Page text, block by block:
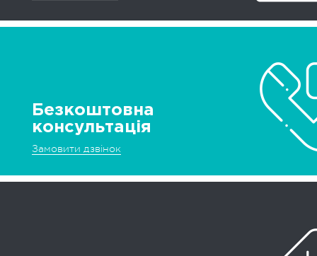
Безкоштовна
консультація
Замовити дзвінок